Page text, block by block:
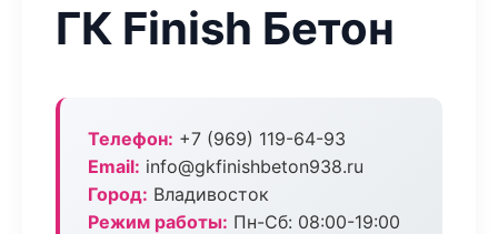
ГК Finish Бетон
Телефон: +7 (969) 119-64-93
Email: info@gkfinishbeton938.ru
Город: Владивосток
Режим работы: Пн-Сб: 08:00-19:00